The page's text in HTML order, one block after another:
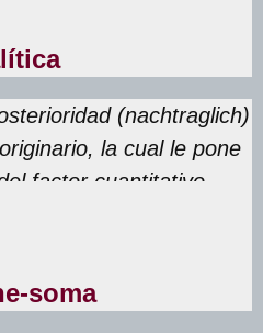
(nachtraglich)
la cual le pone
factor cuantitativo,
soma